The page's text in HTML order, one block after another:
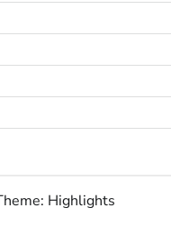
Highlights